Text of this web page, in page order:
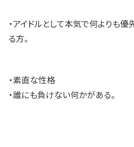
・アイドルとして本気で何よりも
る方。
・素直な性格
・誰にも負けない何かがある。